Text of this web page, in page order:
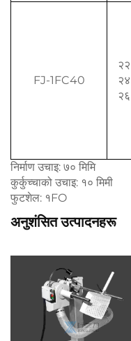
FJ-1FC40
निर्माण उचाइ: ७० मिमि
कुर्कुच्चाको उचाइ: १० मिमी
फुटशेल: १FO
अनुशंसित उत्पादनहरू